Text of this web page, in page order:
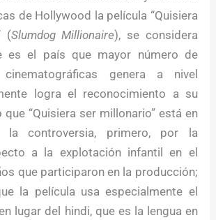
de Hollywood la película “Quisiera
(Slumdog Millionaire), se considera
es el país que mayor número de
cinematográficas genera a nivel
logra el reconocimiento a su
que “Quisiera ser millonario” está en
controversia, primero, por la
a la explotación infantil en el
que participaron en la producción;
la película usa especialmente el
lugar del hindi, que es la lengua en